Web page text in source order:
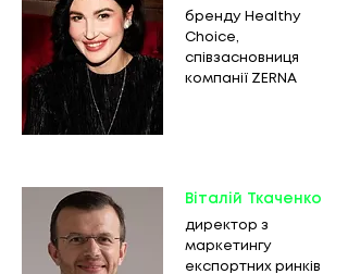
бренду Healthy
Choice,
співзасновниця
компанії ZERNA
Віталій Ткаченко
директор з
маркетингу
експортних ринків